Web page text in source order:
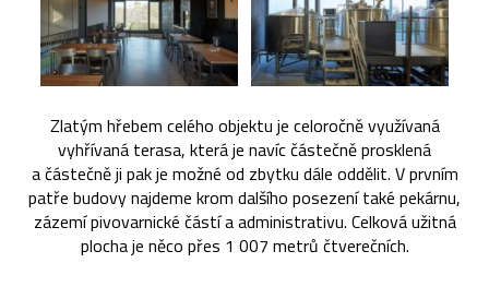
Zlatým hřebem celého objektu je celoročně využívaná
vyhřívaná terasa, která je navíc částečně prosklená
a částečně ji pak je možné od zbytku dále oddělit. V prvním
patře budovy najdeme krom dalšího posezení také pekárnu,
zázemí pivovarnické částí a administrativu. Celková užitná
plocha je něco přes 1 007 metrů čtverečních.